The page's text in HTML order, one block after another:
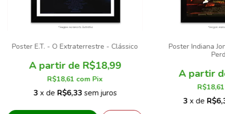
Poster E.T. - O Extraterrestre - Clássico
R$18,99
R$18,61 com Pix
3 x de R$6,33 sem juros
Poster Indiana
3 x de